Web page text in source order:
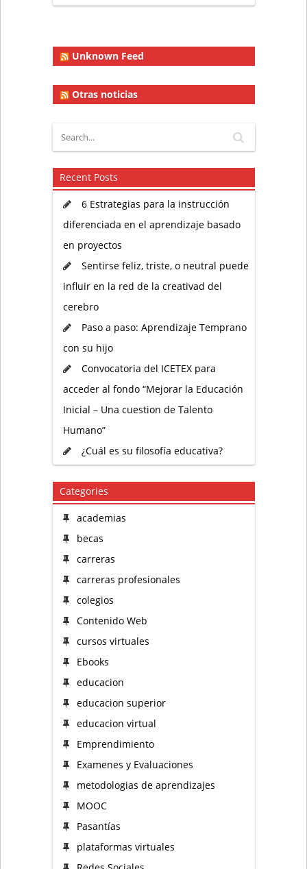
Unknown Feed
Otras noticias
Recent Posts
6 Estrategias para la instrucción
diferenciada en el aprendizaje basado
en proyectos
Sentirse feliz, triste, o neutral puede
influir en la red de la creativad del
cerebro
Paso a paso: Aprendizaje Temprano
con su hijo
Convocatoria del ICETEX para
acceder al fondo “Mejorar la Educación
Inicial – Una cuestion de Talento
Humano”
¿Cuál es su filosofía educativa?
Categories
academias
becas
carreras
carreras profesionales
colegios
Contenido Web
cursos virtuales
Ebooks
educacion
educacion superior
educacion virtual
Emprendimiento
Examenes y Evaluaciones
metodologias de aprendizajes
MOOC
Pasantías
plataformas virtuales